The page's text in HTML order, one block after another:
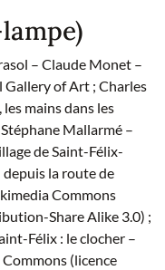
– Claude Monet –
of Art ; Charles
mains dans les
Mallarmé –
de Saint-Félix-
la route de
Commons
Share Alike 3.0) ;
Félix : le clocher –
(licence